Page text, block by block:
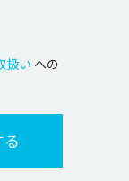
扱い への